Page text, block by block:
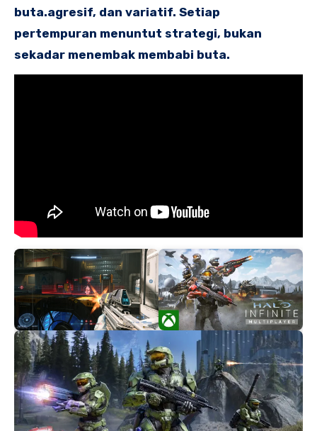
buta.agresif, dan variatif. Setiap
pertempuran menuntut strategi, bukan
sekadar menembak membabi buta.